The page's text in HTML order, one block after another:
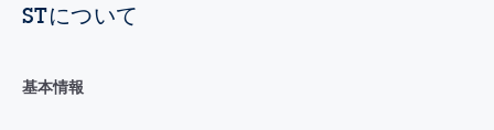
STについて
基本情報